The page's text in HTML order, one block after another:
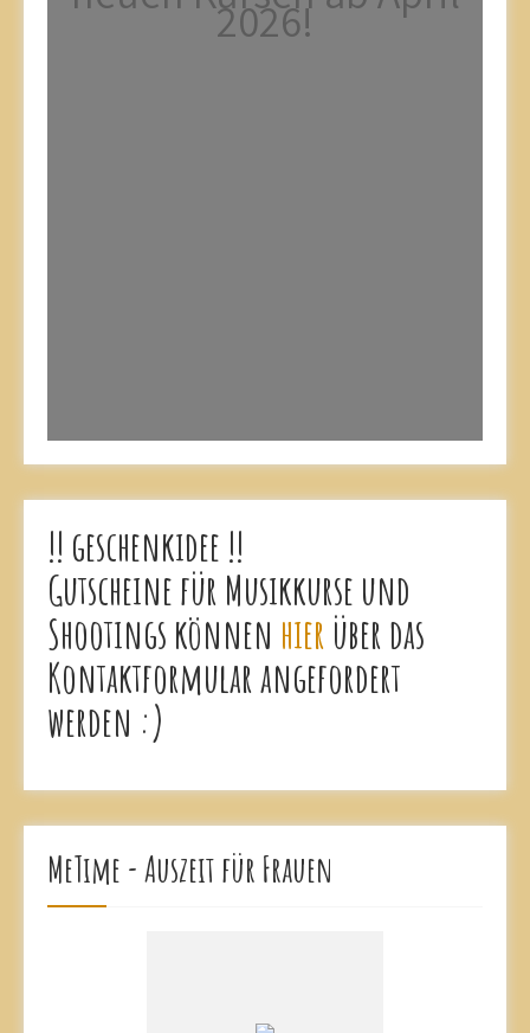
2026!
!! geschenkidee !!
Gutscheine für Musikkurse und
Shootings können hier über das
Kontaktformular angefordert
werden :)
MeTime - Auszeit für Frauen